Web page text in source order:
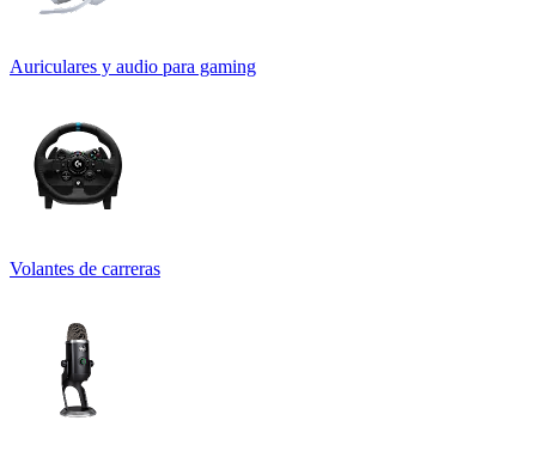
Auriculares y audio para gaming
Volantes de carreras